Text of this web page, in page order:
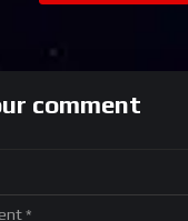
comment